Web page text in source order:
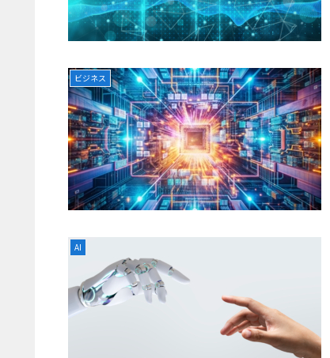
ビジネス
AI